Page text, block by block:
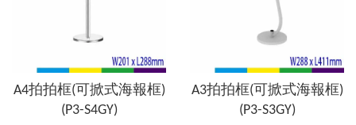
A4拍拍框(可掀式海報框)
(P3-S4GY)
A3拍拍框(可掀式海報框)
(P3-S3GY)